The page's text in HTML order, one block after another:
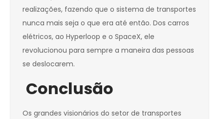
realizações, fazendo que o sistema de transportes
nunca mais seja o que era até então. Dos carros
elétricos, ao Hyperloop e o SpaceX, ele
revolucionou para sempre a maneira das pessoas
se deslocarem.
Conclusão
Os grandes visionários do setor de transportes